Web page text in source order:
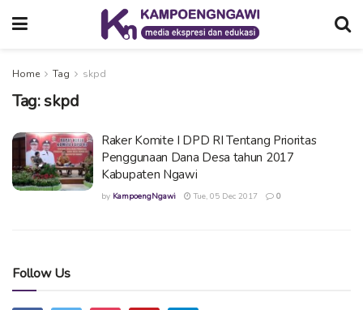
Home Tag skpd
Tag:skpd
Raker Komite I DPD RI Tentang Prioritas
Penggunaan Dana Desa tahun 2017
Kabupaten Ngawi
by KampoengNgawi Tue, 05 Dec 2017 0
Follow Us